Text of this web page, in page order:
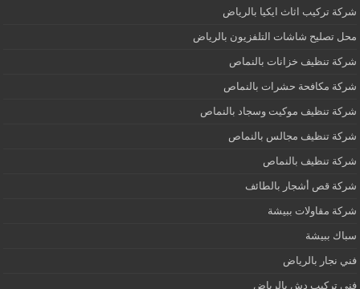
شركة تركيب اثاث ايكيا بالرياض
محل تصليح شاشات التلفزيون بالرياض
شركة تنظيف خزانات بالنماص
شركة مكافحة حشرات بالنماص
شركة تنظيف موكيت وسجاد بالنماص
شركة تنظيف مجالس بالنماص
شركة تنظيف بالنماص
شركة قص أشجار بالطائف
شركة مقاولات ببيشة
سباك ببيشة
فني نجار بالرياض
فني تركيب دش بالرياض